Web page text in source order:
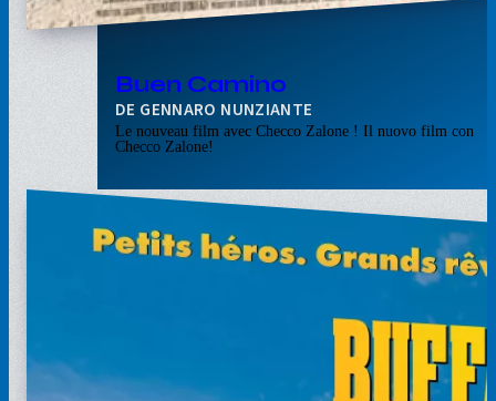
Buen Camino
GENNARO NUNZIANTE
Le nouveau film avec Checco Zalone ! Il nuovo film con
Checco Zalone!